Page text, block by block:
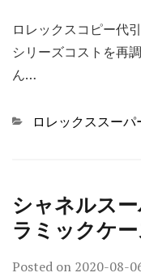
ロレックスコピー代
シリーズコストを再
ん…
Categories
ロレックススーパ
シャネルス
ラミックケ
Posted on 2020-08-